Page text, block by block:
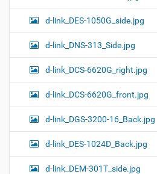
d-link_DES-1050G_side.jpg
d-link_DNS-313_Side.jpg
d-link_DCS-6620G_right.jpg
d-link_DCS-6620G_front.jpg
d-link_DGS-3200-16_Back.jpg
d-link_DES-1024D_Back.jpg
d-link_DEM-301T_side.jpg